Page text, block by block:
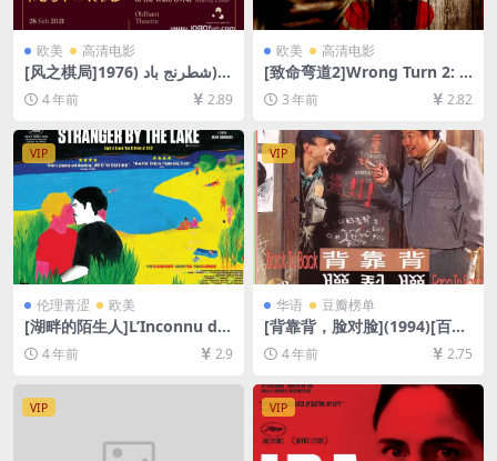
欧美 高清电影
[风之棋局]شطرنج باد (1976)
[百度网盘+迅雷云盘资源1080
P超清未删减][MP4/6GB][中
文字幕]
4 年前 2.89
欧美 高清电影
[致命弯道2]Wrong Turn 2: D
ead End (2007)[百度网盘+迅
雷云盘资源1080P超清未删减]
[MP4/6GB][中英字幕]
3 年前 2.82
VIP
伦理青涩 欧美
[湖畔的陌生人]L’Inconnu du
lac (2013)[百度网盘+迅雷云
盘资源1080P超清未删减][MP
机无法在线播放，请下载防和
谐压缩包（含解压密码）】
4 年前 2.9
VIP
华语 豆瓣榜单
[背靠背，脸对脸](1994)[百度
网盘+迅雷云盘资源1080P超
清未删减][MP4/9.2GB][中文
4 年前 2.75
VIP VIP